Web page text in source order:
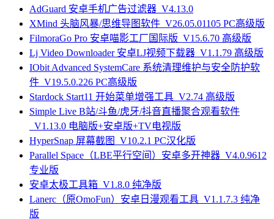
AdGuard 安卓手机广告过滤器_V4.13.0
XMind 头脑风暴/思维导图软件_V26.05.01105 PC高级版
FilmoraGo Pro 安卓喵影工厂国际版_V15.6.70 高级版
Lj Video Downloader 安卓LJ视频下载器_V1.1.79 高级版
IObit Advanced SystemCare 系统清理维护与安全防护软
件_V19.5.0.226 PC高级版
Stardock Start11 开始菜单增强工具_V2.74 高级版
Simple Live B站/斗鱼/虎牙/抖音直播聚合观看软件
_V1.13.0 电脑版+安卓版+TV电视版
HyperSnap 屏幕截图_V10.2.1 PC汉化版
Parallel Space（LBE平行空间）安卓多开神器_V4.0.9612
专业版
安卓太极工具箱_V1.8.0 纯净版
Lanerc（原OmoFun）安卓日漫观看工具_V1.1.7.3 纯净
版